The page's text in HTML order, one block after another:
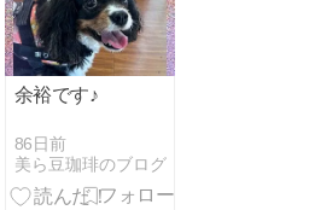
余裕です♪
86日前
美ら豆珈琲のブログ